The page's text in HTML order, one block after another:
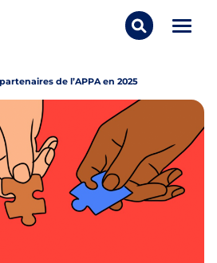
Rechercher..
Ouvrir/
de l’APPA en 2025